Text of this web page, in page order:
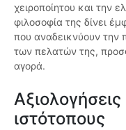
χειροποίητου και την
φιλοσοφία της δίνει
που αναδεικνύουν την
των πελατών της,
αγορά.
ιστότοπους